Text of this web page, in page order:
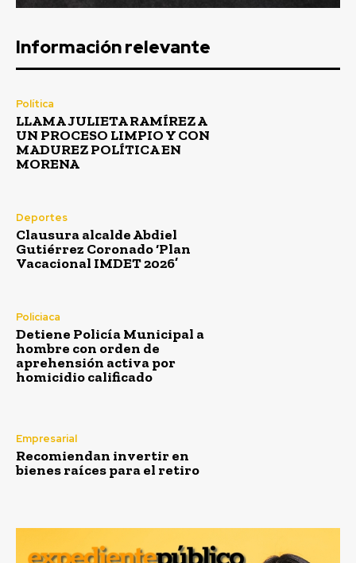
Información relevante
Política
LLAMA JULIETA RAMÍREZ A
UN PROCESO LIMPIO Y CON
MADUREZ POLÍTICA EN
MORENA
Deportes
Clausura alcalde Abdiel
Gutiérrez Coronado ‘Plan
Vacacional IMDET 2026’
Policiaca
Detiene Policía Municipal a
hombre con orden de
aprehensión activa por
homicidio calificado
Empresarial
Recomiendan invertir en
bienes raíces para el retiro